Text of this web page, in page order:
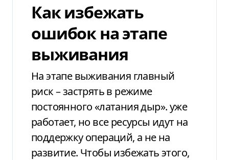
Как избежать
ошибок на этапе
выживания
На этапе выживания главный
риск – застрять в режиме
постоянного «латания дыр». уже
работает, но все ресурсы идут на
поддержку операций, а не на
развитие. Чтобы избежать этого,